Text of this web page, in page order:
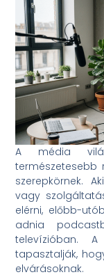
A média
természetesebb
szerepkörnek.
vagy
elérni, előbb-
adnia
televízióban.
tapasztalják,
elvárásoknak.